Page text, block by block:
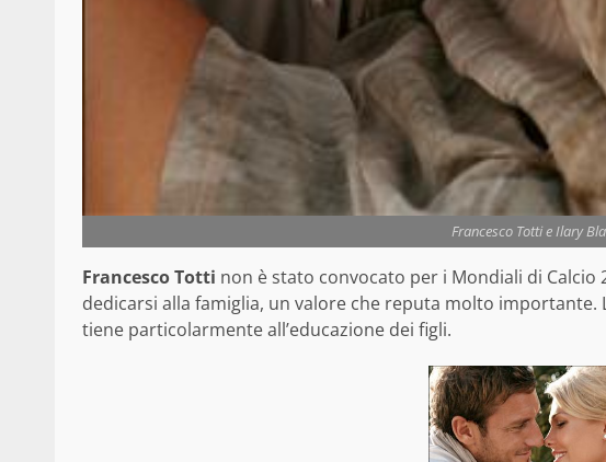
Francesco Totti e Ilary
Francesco Totti non è stato convocato per i Mondiali di
dedicarsi alla famiglia, un valore che reputa molto importante.
tiene particolarmente all’educazione dei figli.